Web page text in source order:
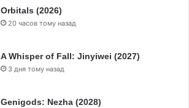
Orbitals (2026)
20 часов тому назад
A Whisper of Fall: Jinyiwei (2027)
3 дня тому назад
Genigods: Nezha (2028)